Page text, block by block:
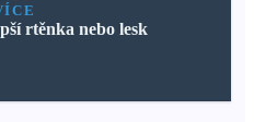
rtěnka nebo lesk